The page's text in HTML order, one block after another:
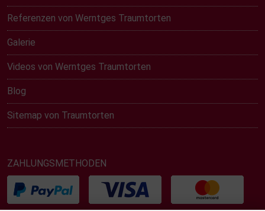
Referenzen von Werntges Traumtorten
Galerie
Videos von Werntges Traumtorten
Blog
Sitemap von Traumtorten
ZAHLUNGSMETHODEN